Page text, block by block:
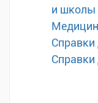
и школы
Справки
Справки